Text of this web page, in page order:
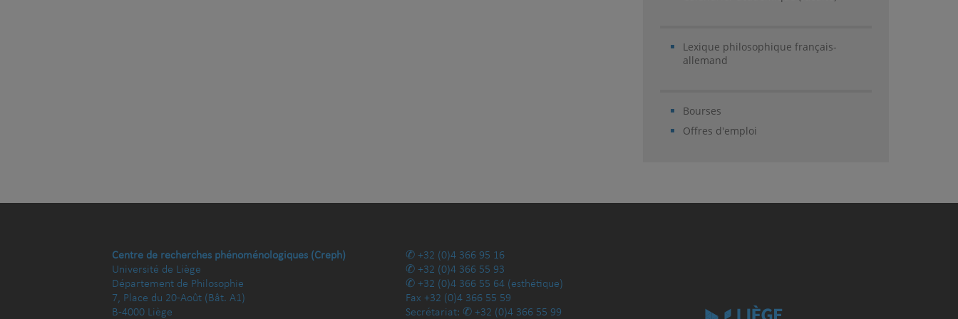
Lexique philosophique français-
allemand
Bourses
Offres d'emploi
Centre de recherches phénoménologiques (Creph)
Université de Liège
Département de Philosophie
7, Place du 20-Août (Bât. A1)
B-4000 Liège
+32 (0)4 366 95 16
+32 (0)4 366 55 93
+32 (0)4 366 55 64 (esthétique)
Fax +32 (0)4 366 55 59
Secrétariat:
+32 (0)4 366 55 99